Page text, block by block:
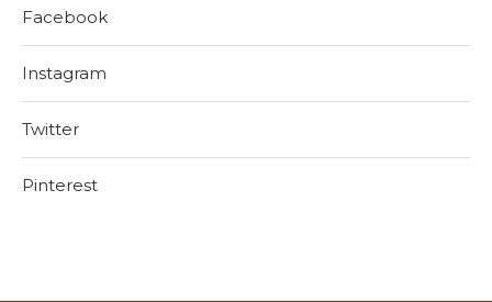
Facebook
Instagram
Twitter
Pinterest